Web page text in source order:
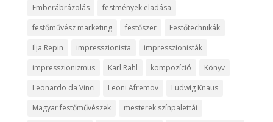
Emberábrázolás
festmények eladása
festőművész marketing
festőszer
Festőtechnikák
Ilja Repin
impresszionista
impresszionisták
impresszionizmus
Karl Rahl kompozíció
Könyv
Leonardo da Vinci
Leoni Afremov
Ludwig Knaus
Magyar festőművészek
mesterek színpalettái